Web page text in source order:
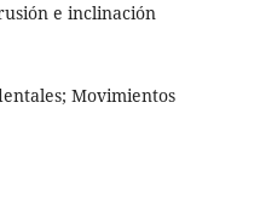
e inclinación
Movimientos